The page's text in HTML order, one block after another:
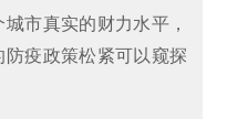
市真实的财力水平，
疫政策松紧可以窥探